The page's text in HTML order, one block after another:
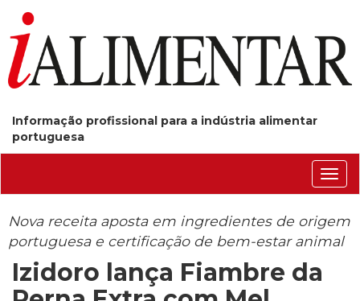
Informação profissional para a indústria alimentar
portuguesa
Nova receita aposta em ingredientes de origem
portuguesa e certificação de bem-estar animal
Izidoro lança Fiambre da